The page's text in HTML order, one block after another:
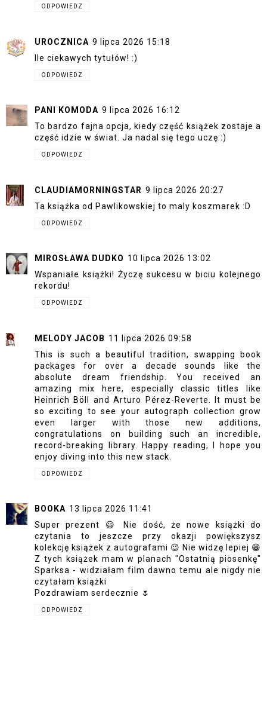
ODPOWIEDZ
UROCZNICA 9 lipca 2026 15:18
Ile ciekawych tytułów! :)
ODPOWIEDZ
PANI KOMODA 9 lipca 2026 16:12
To bardzo fajna opcja, kiedy część książek zostaje a
część idzie w świat. Ja nadal się tego uczę :)
ODPOWIEDZ
CLAUDIAMORNINGSTAR 9 lipca 2026 20:27
Ta książka od Pawlikowskiej to maly koszmarek :D
ODPOWIEDZ
MIROSŁAWA DUDKO 10 lipca 2026 13:02
Wspaniałe książki! Życzę sukcesu w biciu kolejnego
rekordu!
ODPOWIEDZ
MELODY JACOB 11 lipca 2026 09:58
This is such a beautiful tradition, swapping book
packages for over a decade sounds like the
absolute dream friendship. You received an
amazing mix here, especially classic titles like
Heinrich Böll and Arturo Pérez-Reverte. It must be
so exciting to see your autograph collection grow
even larger with those new additions,
congratulations on building such an incredible,
record-breaking library. Happy reading, I hope you
enjoy diving into this new stack.
ODPOWIEDZ
BOOKA 13 lipca 2026 11:41
Super prezent 😃 Nie dość, że nowe książki do
czytania to jeszcze przy okazji powiększysz
kolekcję książek z autografami 😉 Nie widzę lepiej 😁
Z tych książek mam w planach "Ostatnią piosenkę"
Sparksa - widziałam film dawno temu ale nigdy nie
czytałam książki
Pozdrawiam serdecznie 🌷
ODPOWIEDZ